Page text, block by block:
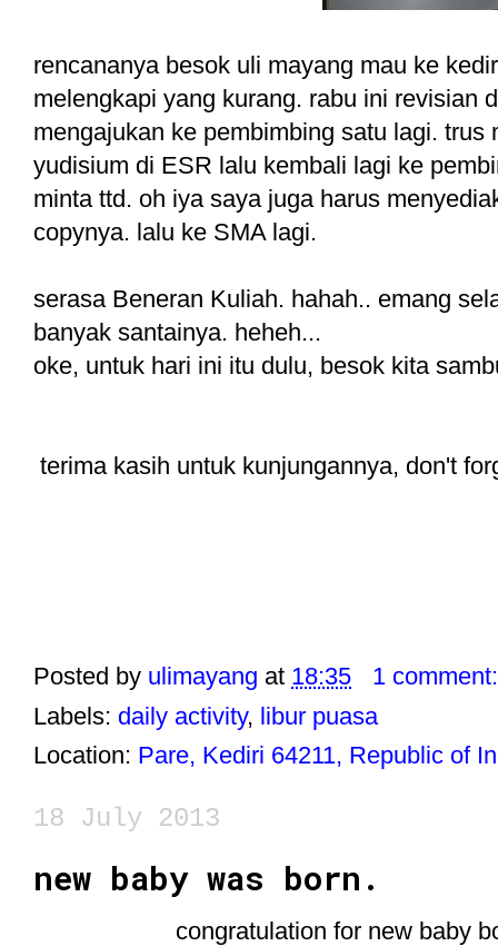
rencananya besok uli mayang mau ke
melengkapi yang kurang. rabu ini revisian
mengajukan ke pembimbing satu lagi.
yudisium di ESR lalu kembali lagi ke
minta ttd. oh iya saya juga harus
copynya. lalu ke SMA lagi.
serasa Beneran Kuliah. hahah.. emang
banyak santainya. heheh...
oke, untuk hari ini itu dulu, besok kita
terima kasih untuk kunjungannya, don't
Posted by ulimayang at 18:35
1
Labels: daily activity, libur puasa
Location: Pare, Kediri 64211, Republic of
18 July 2013
new baby was born.
congratulation for new baby